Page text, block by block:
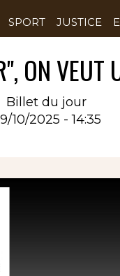
SPORT JUSTICE
ON VEUT
Billet du jour
10/2025 - 14:35